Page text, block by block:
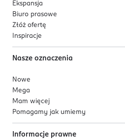
Ekspansja
Biuro prasowe
Złóż ofertę
Inspiracje
Nasze oznaczenia
Nowe
Mega
Mam więcej
Pomagamy jak umiemy
Informacje prawne